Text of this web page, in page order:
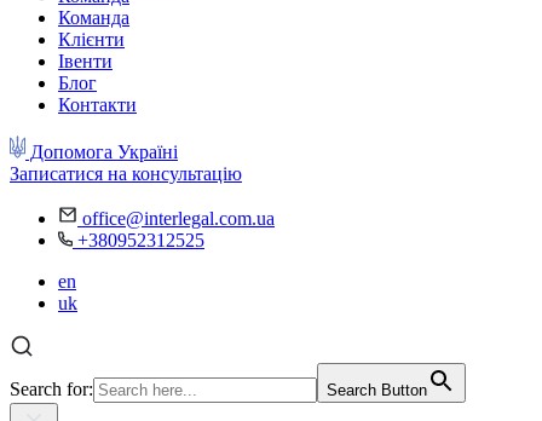
Команда
Клієнти
Івенти
Блог
Контакти
Допомога Україні
Записатися на консультацію
office@interlegal.com.ua
+380952312525
en
uk
Search for: Search Button